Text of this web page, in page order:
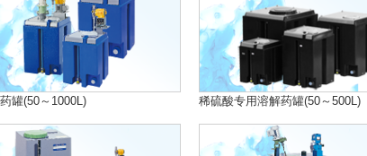
罐(50～1000L) 稀硫酸专用溶解药罐(50～500L)